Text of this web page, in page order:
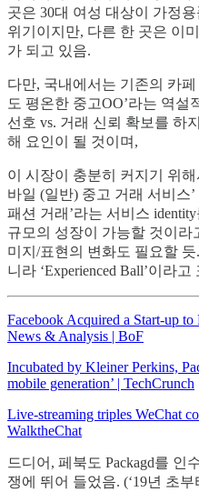
곳은 30대 여성 대상이 가정
위기이지만, 다른 한 곳은 이
가 되고 있음.
다만, 국내에서는 기존의 카
도 평온한 중고OO’라는 역
선호 vs. 거래 신뢰 확보를 하
해 요인이 될 것이며,
이 시장이 충분히 커지기 위
바일 (일반) 중고 거래 서비스
패션 거래’라는 서비스
규모의 성장이 가능할 것이라
미지/표현의 변화도 필요할 듯
니라 ‘Experienced Ball’이라고
Facebook Acquired a Start-up
News & Analysis | BoF
Incubated by Kleiner Perkins,
mobile generation’ | TechCrunch
Live-streaming triples WeChat
WalktheChat
드디어, 페북도 Packagd를 인
쟁에 뛰어 들었음. (‘19년 초